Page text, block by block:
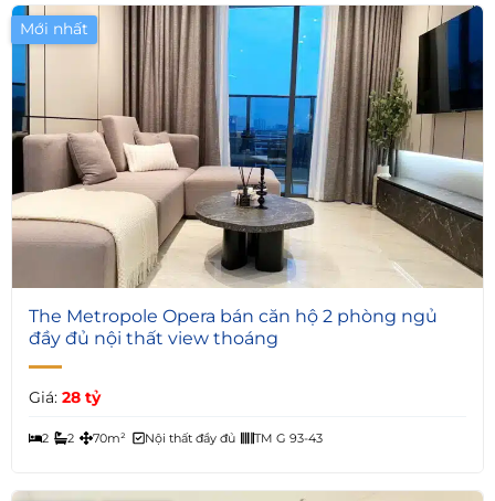
Mới nhất
5
The Metropole Opera bán căn hộ 2 phòng ngủ
đầy đủ nội thất view thoáng
Giá: 28 tỷ
2 2 70m² Nội thất đầy đủ TM G 93-43